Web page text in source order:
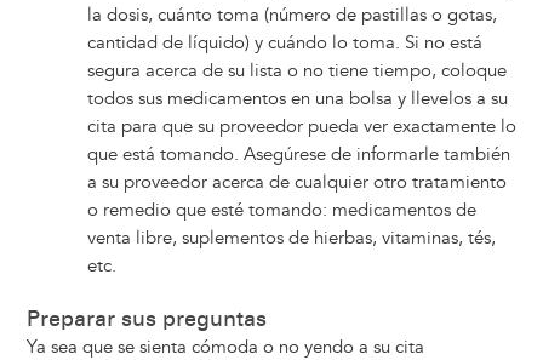
la dosis, cuánto toma (número de pastillas o gotas,
cantidad de líquido) y cuándo lo toma. Si no está
segura acerca de su lista o no tiene tiempo, coloque
todos sus medicamentos en una bolsa y llevelos a su
cita para que su proveedor pueda ver exactamente lo
que está tomando. Asegúrese de informarle también
a su proveedor acerca de cualquier otro tratamiento
o remedio que esté tomando: medicamentos de
venta libre, suplementos de hierbas, vitaminas, tés,
etc.
Preparar sus preguntas
Ya sea que se sienta cómoda o no yendo a su cita